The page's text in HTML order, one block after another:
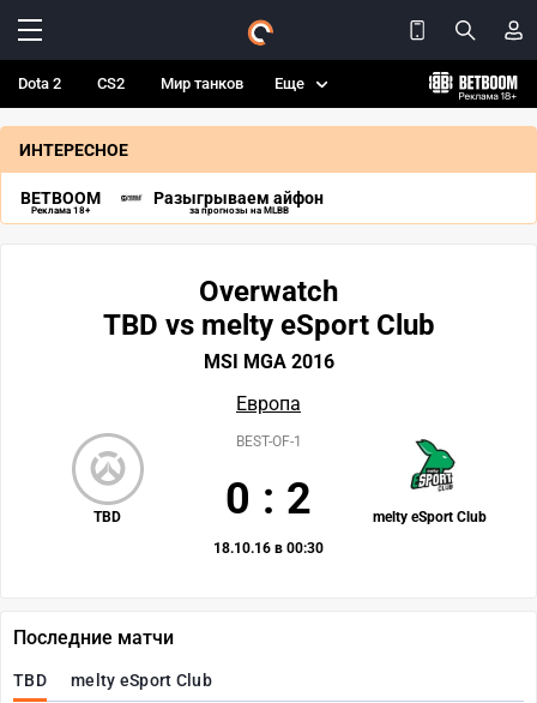
Dota 2 CS2 Мир танков Еще
ИНТЕРЕСНОЕ
BETBOOM
Реклама 18+
Разыгрываем айфон
за прогнозы на MLBB
Overwatch
TBD vs melty eSport Club
MSI MGA 2016
Европа
TBD melty eSport Club
BEST-OF-1
0 : 2
18.10.16 в 00:30
Последние матчи
TBD melty eSport Club